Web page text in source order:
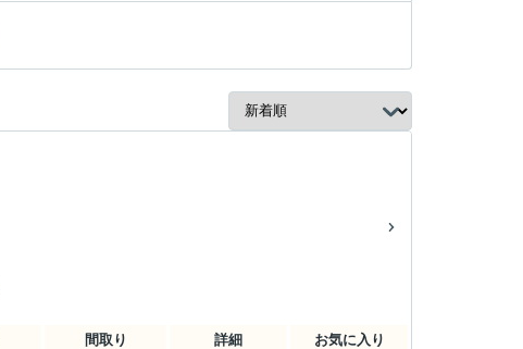
間取り 詳細 お気に入り